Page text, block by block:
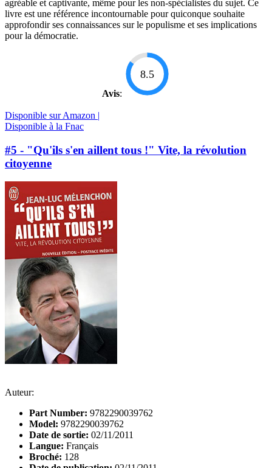
agréable et captivante, même pour les non-spécialistes du sujet. Ce
livre est une référence incontournable pour quiconque souhaite
approfondir ses connaissances sur le populisme et ses implications
pour la démocratie.
Avis:
8.5
Disponible sur Amazon |
Disponible à la Fnac
#5 - "Qu'ils s'en aillent tous !" Vite, la révolution
citoyenne
Auteur:
Part Number: 9782290039762
Model: 9782290039762
Date de sortie: 02/11/2011
Langue: Français
Broché: 128